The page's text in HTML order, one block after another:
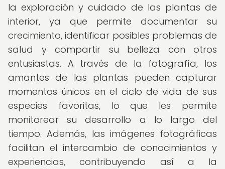
la exploración y cuidado de las plantas de
interior, ya que permite documentar su
crecimiento, identificar posibles problemas de
salud y compartir su belleza con otros
entusiastas. A través de la fotografía, los
amantes de las plantas pueden capturar
momentos únicos en el ciclo de vida de sus
especies favoritas, lo que les permite
monitorear su desarrollo a lo largo del
tiempo. Además, las imágenes fotográficas
facilitan el intercambio de conocimientos y
experiencias, contribuyendo así a la